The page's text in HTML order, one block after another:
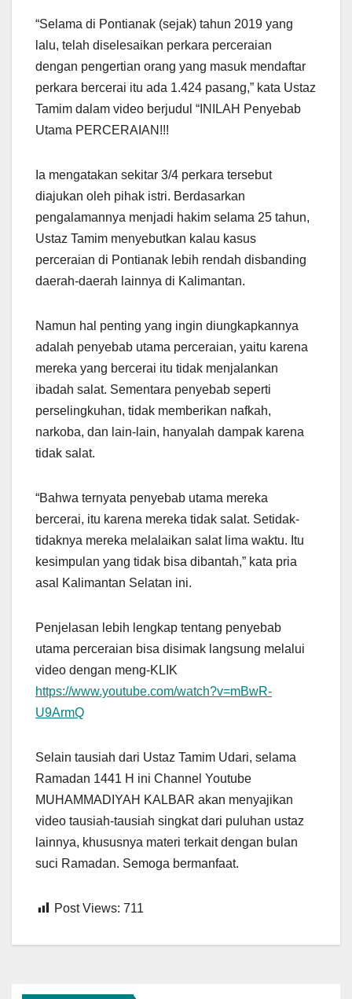
“Selama di Pontianak (sejak) tahun 2019 yang
lalu, telah diselesaikan perkara perceraian
dengan pengertian orang yang masuk mendaftar
perkara bercerai itu ada 1.424 pasang,” kata Ustaz
Tamim dalam video berjudul “INILAH Penyebab
Utama PERCERAIAN!!!
Ia mengatakan sekitar 3/4 perkara tersebut
diajukan oleh pihak istri. Berdasarkan
pengalamannya menjadi hakim selama 25 tahun,
Ustaz Tamim menyebutkan kalau kasus
perceraian di Pontianak lebih rendah disbanding
daerah-daerah lainnya di Kalimantan.
Namun hal penting yang ingin diungkapkannya
adalah penyebab utama perceraian, yaitu karena
mereka yang bercerai itu tidak menjalankan
ibadah salat. Sementara penyebab seperti
perselingkuhan, tidak memberikan nafkah,
narkoba, dan lain-lain, hanyalah dampak karena
tidak salat.
“Bahwa ternyata penyebab utama mereka
bercerai, itu karena mereka tidak salat. Setidak-
tidaknya mereka melalaikan salat lima waktu. Itu
kesimpulan yang tidak bisa dibantah,” kata pria
asal Kalimantan Selatan ini.
Penjelasan lebih lengkap tentang penyebab
utama perceraian bisa disimak langsung melalui
video dengan meng-KLIK
https://www.youtube.com/watch?v=mBwR-
U9ArmQ
Selain tausiah dari Ustaz Tamim Udari, selama
Ramadan 1441 H ini Channel Youtube
MUHAMMADIYAH KALBAR akan menyajikan
video tausiah-tausiah singkat dari puluhan ustaz
lainnya, khususnya materi terkait dengan bulan
suci Ramadan. Semoga bermanfaat.
Post Views: 711